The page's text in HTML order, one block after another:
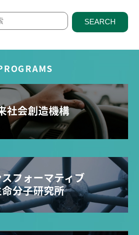
SEARCH
社会創造機構
スフォーマティブ
分子研究所